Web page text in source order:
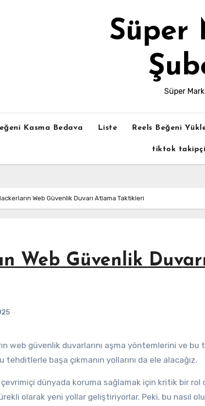
Süper
Süper
Kasma Bedava Liste Reels Beğeni
tiktok takipçi
Web Güvenlik Duvarı Atlama Taktikleri
Web Güvenlik
tehditlerle başa çıkmanın yollarını da ele alacağız.
çevrimiçi dünyada koruma sağlamak için kritik bir rol
olarak yeni yollar geliştiriyorlar. Peki, bu nasıl